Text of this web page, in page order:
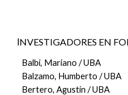
NVESTIGADORES EN
Balbi, Mariano/ UBA
Balzamo, Humberto / UBA
Bertero, Agustín/ UBA